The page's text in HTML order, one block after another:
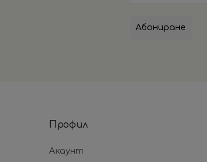
Абониране
Профил
Акаунт